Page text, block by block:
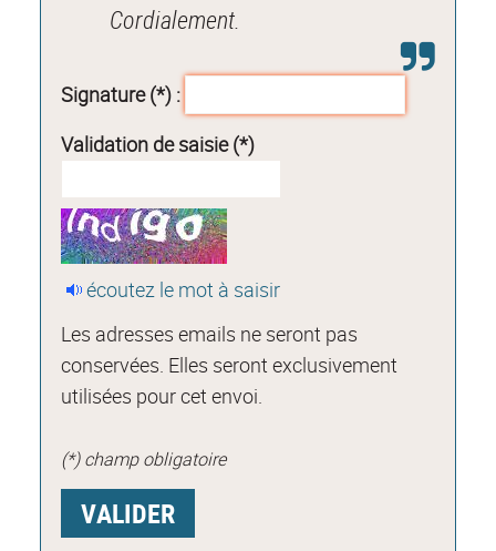
Cordialement.
Signature (*) :
Validation de saisie (*)
écoutez le mot à saisir
Les adresses emails ne seront pas
conservées. Elles seront exclusivement
utilisées pour cet envoi.
(*) champ obligatoire